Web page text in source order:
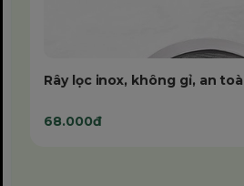
Rây lọc inox, không gỉ, an
68.000đ